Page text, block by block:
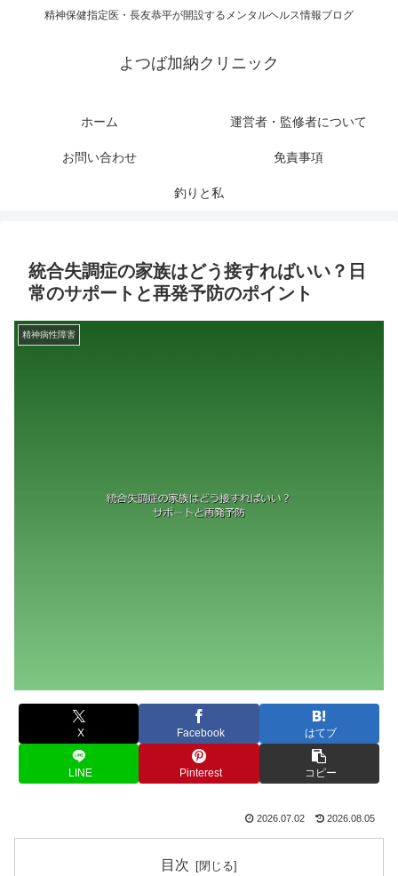
精神保健指定医・長友恭平が開設するメンタルヘルス情報ブログ
よつば加納クリニック
ホーム 運営者・監修者について
お問い合わせ 免責事項
釣りと私
統合失調症の家族はどう接すればいい？日
常のサポートと再発予防のポイント
精神病性障害
X Facebook はてブ
LINE Pinterest コピー
2026.07.02 2026.08.05
目次